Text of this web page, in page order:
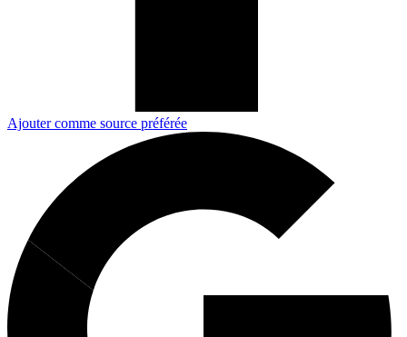
Ajouter comme source préférée